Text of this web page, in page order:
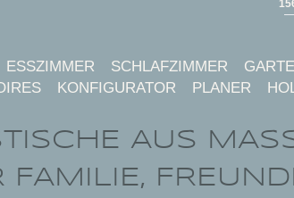
ESSZIMMER SCHLAFZIMMER
KONFIGURATOR PLANER
AUS
FAMILIE,